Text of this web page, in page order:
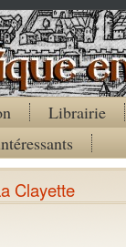
Librairie
Clayette